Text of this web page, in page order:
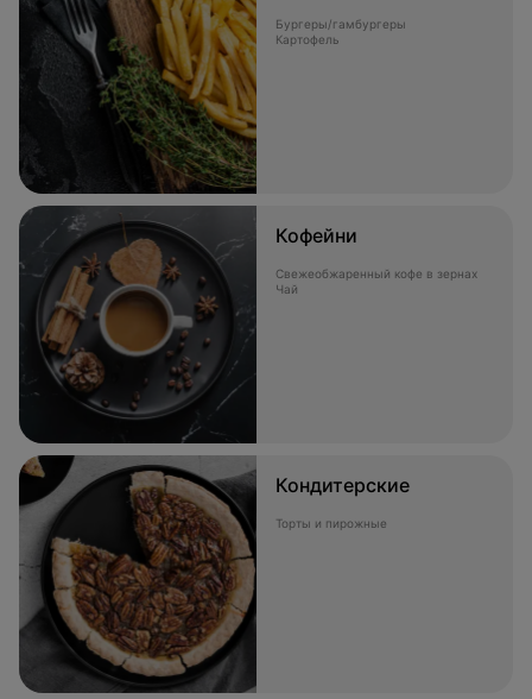
Бургеры/гамбургеры
Картофель
Кофейни
Свежеобжаренный кофе в зернах
Чай
Кондитерские
Торты и пирожные